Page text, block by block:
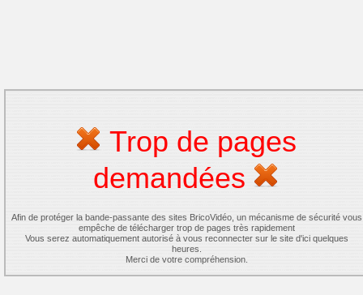
Trop de pages
demandées
Afin de protéger la bande-passante des sites BricoVidéo, un mécanisme de sécurité vous
empêche de télécharger trop de pages très rapidement
Vous serez automatiquement autorisé à vous reconnecter sur le site d'ici quelques
heures.
Merci de votre compréhension.